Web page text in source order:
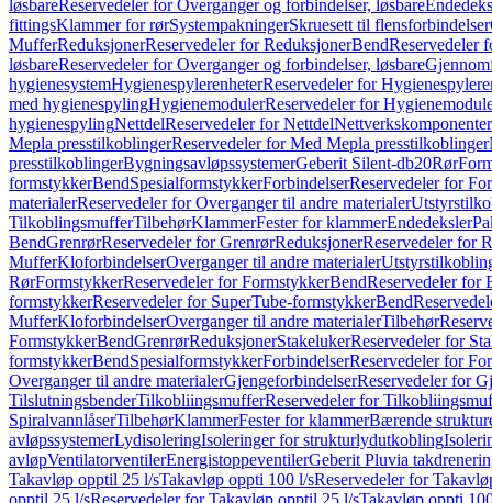
løsbareReservedeler for Overganger og forbindelser, løsbare
fittingsKlammer for rørSystempakningerSkruesett til flensforbindelser
MufferReduksjonerReservedeler for ReduksjonerBendReservedeler
løsbareReservedeler for Overganger og forbindelser, løsbare
hygienesystemHygienespylerenheterReservedeler for
med hygienespylingHygienemodulerReservedeler for
hygienespylingNettdelReservedeler for NettdelNettverkskomponenter
Mepla presstilkoblingerReservedeler for Med Mepla presstilkoblinger
presstilkoblingerBygningsavløpssystemerGeberit Silent-db20Rør
formstykkerBendSpesialformstykkerForbindelserReservedeler for
materialerReservedeler for Overganger til andre materialer
TilkoblingsmufferTilbehørKlammerFester for klammerEndedeksler
BendGrenrørReservedeler for GrenrørReduksjonerReservedeler for
MufferKloforbindelserOverganger til andre materialer
RørFormstykkerReservedeler for FormstykkerBendReservedeler for
formstykkerReservedeler for SuperTube-formstykkerBend
MufferKloforbindelserOverganger til andre materialerTilbehør
FormstykkerBendGrenrørReduksjonerStakelukerReservedeler for
formstykkerBendSpesialformstykkerForbindelserReservedeler for
Overganger til andre materialerGjengeforbindelserReservedeler for
TilslutningsbenderTilkobliingsmufferReservedeler for
SpiralvannlåserTilbehørKlammerFester for klammerBærende
avløpssystemerLydisoleringIsoleringer for strukturlydutkobling
avløpVentilatorventilerEnergistoppeventilerGeberit Pluvia
Takavløp opptil 25 l/sTakavløp oppti 100 l/sReservedeler for
opptil 25 l/sReservedeler for Takavløp opptil 25 l/sTakavløp oppti